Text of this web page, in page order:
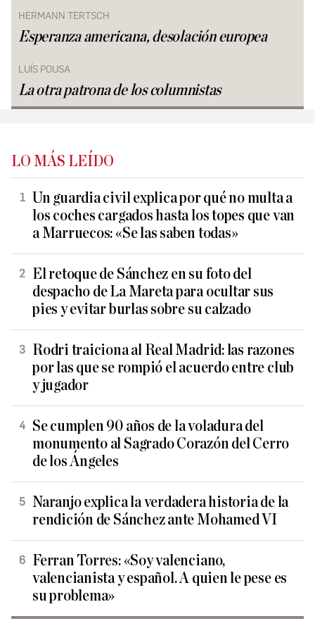
HERMANN TERTSCH
Esperanza americana, desolación europea
LUÍS POUSA
La otra patrona de los columnistas
LO MÁS LEÍDO
Un guardia civil explica por qué no multa a
los coches cargados hasta los topes que van
a Marruecos: «Se las saben todas»
El retoque de Sánchez en su foto del
despacho de La Mareta para ocultar sus
pies y evitar burlas sobre su calzado
Rodri traiciona al Real Madrid: las razones
por las que se rompió el acuerdo entre club
y jugador
Se cumplen 90 años de la voladura del
monumento al Sagrado Corazón del Cerro
de los Ángeles
Naranjo explica la verdadera historia de la
rendición de Sánchez ante Mohamed VI
Ferran Torres: «Soy valenciano,
valencianista y español. A quien le pese es
su problema»